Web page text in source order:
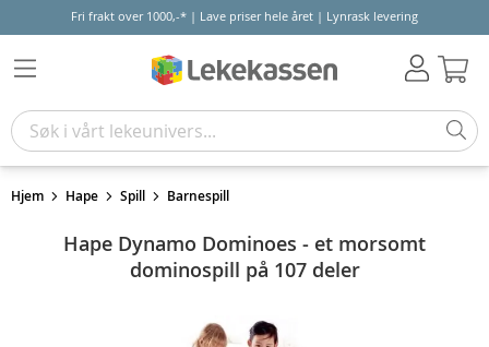
Fri frakt over 1000,-* | Lave priser hele året | Lynrask levering
Hjem Hape Spill Barnespill
Hape Dynamo Dominoes - et morsomt
dominospill på 107 deler